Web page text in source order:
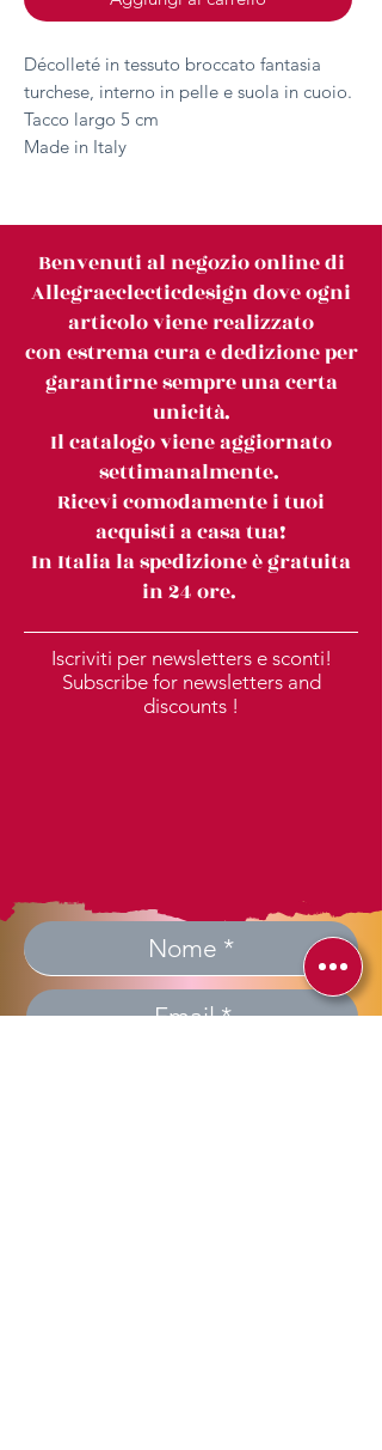
Décolleté in tessuto broccato fantasia
turchese, interno in pelle e suola in cuoio.
Tacco largo 5 cm
Made in Italy
Benvenuti al negozio online di
Allegraeclecticdesign dove ogni
articolo viene realizzato
con estrema cura e dedizione per
garantirne sempre una certa
unicità.
Il catalogo viene aggiornato
settimanalmente.
Ricevi comodamente i tuoi
acquisti a casa tua!
In Italia la spedizione è gratuita
in 24 ore.
Iscriviti per newsletters e sconti!
Subscribe for newsletters and
discounts !